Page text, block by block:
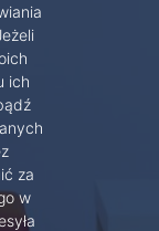
ich
za
w